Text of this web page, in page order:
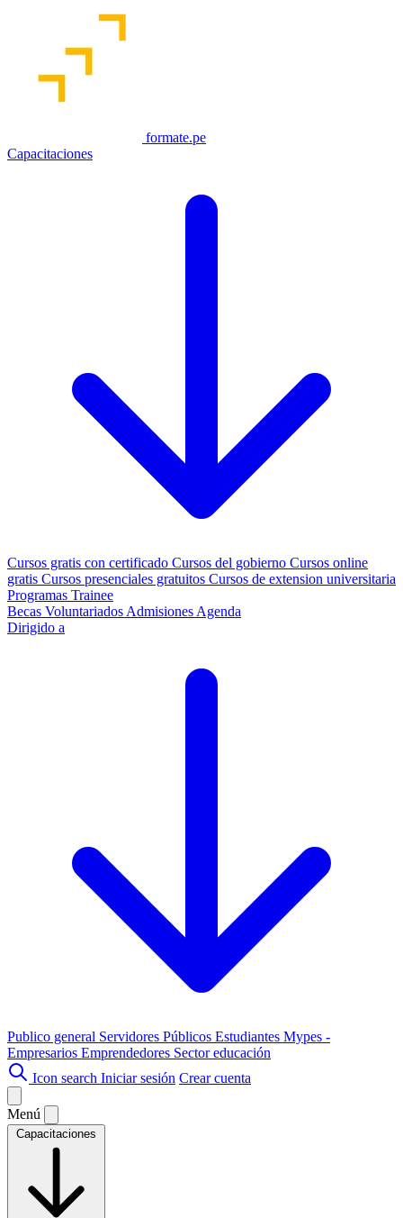
formate.pe
Capacitaciones
Cursos gratis con certificado Cursos del gobierno Cursos online
gratis Cursos presenciales gratuitos Cursos de extension universitaria
Programas Trainee
Becas Voluntariados Admisiones Agenda
Dirigido a
Publico general Servidores Públicos Estudiantes Mypes -
Empresarios Emprendedores Sector educación
Icon search Iniciar sesión Crear cuenta
Menú
Capacitaciones